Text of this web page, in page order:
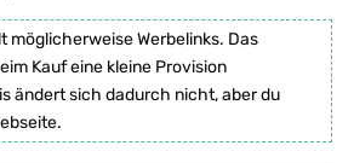
möglicherweise Werbelinks. Das
Kauf eine kleine Provision
ändert sich dadurch nicht, aber du